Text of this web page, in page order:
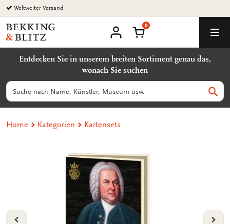
Zurück
zum
Inhalt
Weltweiter Versand
Bekking
&
Uitgevers
Warenkorb
0
Entdecken Sie in unserem breiten Sortiment genau das,
wonach Sie suchen
Suchen
Home Kategorien Kartensets